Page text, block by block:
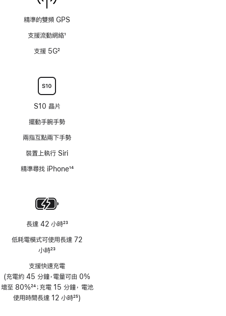
精準的雙頻 GPS
支援流動網絡
腳
1
支援 5G2
S10 晶片
擺動手腕手勢
兩指互點兩下手勢
裝置上執行 Siri
精準尋找 iPhone14
長達 42 小時
腳
23
低耗電模式可使用長達 72
小時23
支援快速充電
(充電約 45 分鐘，電量可由 0%
增至 80%24；充電 15 分鐘， 電池
使用時間長達 12 小時25)